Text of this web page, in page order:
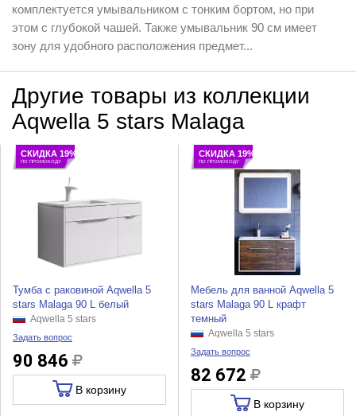
комплектуется умывальником с тонким бортом, но при
этом с глубокой чашей. Также умывальник 90 см имеет
зону для удобного расположения предмет...
Другие товары из коллекции
Aqwella 5 stars Malaga
СКИДКА 19%
ПО ПРОМОКОДУ
Тумба с раковиной Aqwella 5
stars Malaga 90 L белый
Aqwella 5 stars
Задать вопрос
90 846
В корзину
СКИДКА 19%
ПО ПРОМОКОДУ
Мебель для ванной Aqwella 5
stars Malaga 90 L крафт
темный
Aqwella 5 stars
Задать вопрос
82 672
В корзину